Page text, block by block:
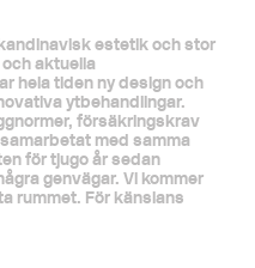
estetik och stor
aktuella
hela tiden ny design och
ytbehandlingar.
försäkringskrav
med samma
för tjugo år sedan
genvägar. Vi kommer
rummet. För känslans